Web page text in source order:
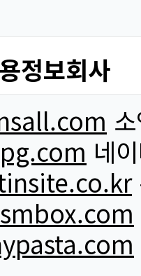
정보회사
네